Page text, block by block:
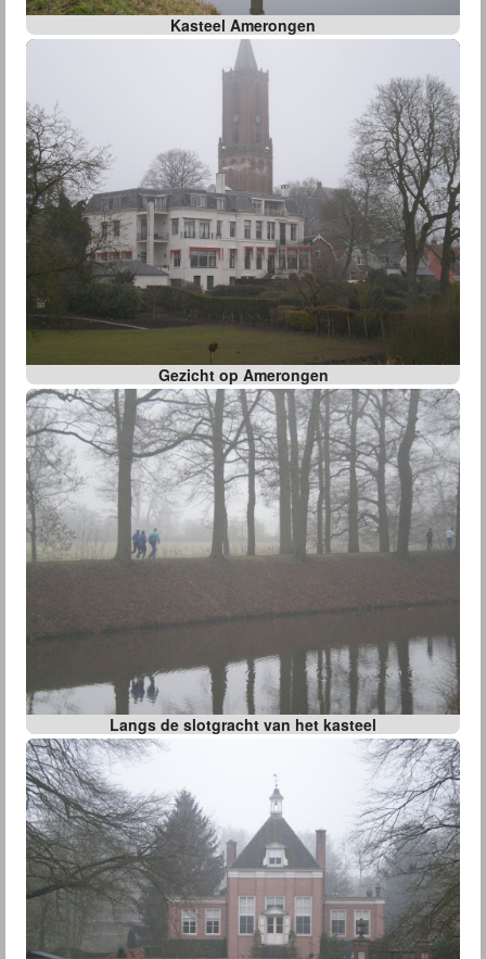
Kasteel Amerongen
Gezicht op Amerongen
Langs de slotgracht van het kasteel